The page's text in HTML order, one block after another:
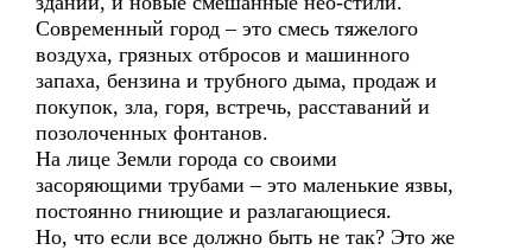
Современный город – это смесь тяжелого
воздуха, грязных отбросов и машинного
запаха, бензина и трубного дыма, продаж и
покупок, зла, горя, встречь, расставаний и
позолоченных фонтанов.
На лице Земли города со своими
засоряющими трубами – это маленькие язвы,
постоянно гниющие и разлагающиеся.
Но, что если все должно быть не так? Это же